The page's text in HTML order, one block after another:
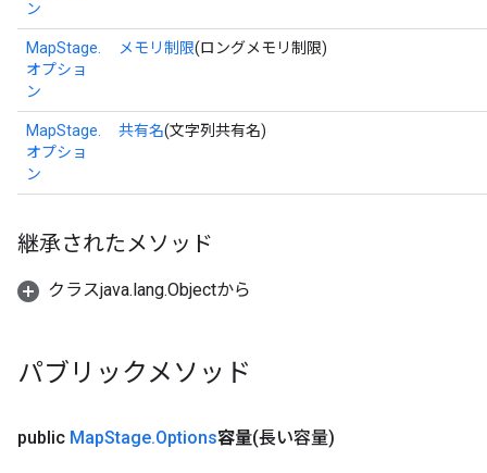
ン
MapStage.
オプショ
ン
メモリ制限(ロングメモリ制限)
MapStage.
オプショ
ン
共有名(文字列共有名)
継承されたメソッド
クラスjava.lang.Objectから
パブリックメソッド
public MapStage.Options容量(長い容量)